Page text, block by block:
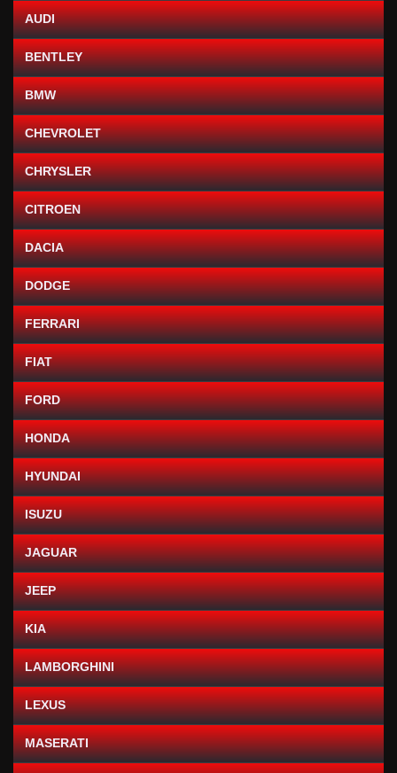
AUDI
BENTLEY
BMW
CHEVROLET
CHRYSLER
CITROEN
DACIA
DODGE
FERRARI
FIAT
FORD
HONDA
HYUNDAI
ISUZU
JAGUAR
JEEP
KIA
LAMBORGHINI
LEXUS
MASERATI